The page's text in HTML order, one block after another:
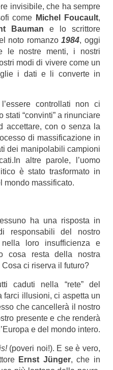
invisibile, che ha sempre
come Michel Foucault,
Bauman e lo scrittore
noto romanzo1984, oggi
le nostre menti, i nostri
modi di vivere come un
i dati e li converte in
controllati non ci
stati “convinti” a rinunciare
accettare, con o senza la
di massificazione in
dei manipolabili campioni
altre parole, l’uomo
è stato trasformato in
mondo massificato.
ha una risposta in
responsabili del nostro
loro insufficienza e
cosa resta della nostra
ci riserva il futuro?
caduti nella “rete” del
farci illusioni, ci aspetta un
che cancellerà il nostro
presente e che renderà
e del mondo intero.
(poveri noi!). E se è vero,
Ernst Jünger, che in